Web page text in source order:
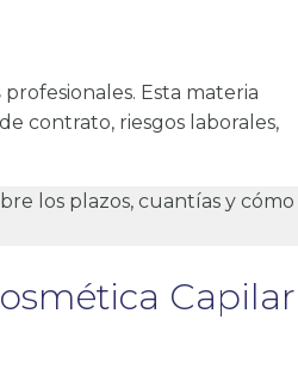
profesionales. Esta materia
contrato, riesgos laborales,
los plazos, cuantías y cómo
Capilar